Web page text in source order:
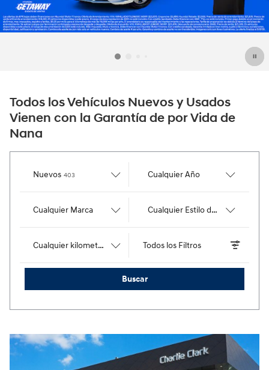
Todos los Vehículos Nuevos y Usados
Vienen con la Garantía de por Vida de
Nana
Nuevos 403 Cualquier Año
Cualquier Marca Cualquier Estilo de Carrocería
Cualquier kilometraje Todos los Filtros
Buscar